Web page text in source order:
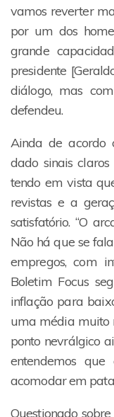
vamos reverter
por um dos
grande
presidente
diálogo, mas
defendeu.
Ainda de acordo
dado sinais
tendo em vista
revistas e a
satisfatório. “O
Não há que se
empregos, com
Boletim Focus
inflação para
uma média muito
ponto nevrálgico
entendemos
acomodar em
Questionado